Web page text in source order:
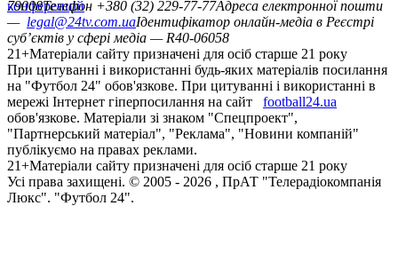
конференцій
79008Телефон +380 (32) 229-77-77Адреса електронної пошти
— legal@24tv.com.uaІдентифікатор онлайн-медіа в Реєстрі
суб’єктів у сфері медіа — R40-06058
21+Матеріали сайту призначені для осіб старше 21 року
При цитуванні і використанні будь-яких матеріалів посилання
на "Футбол 24" обов'язкове. При цитуванні і використанні в
мережі Інтернет гіперпосилання на сайт
football24.ua
обов'язкове. Матеріали зі знаком "Спецпроект",
"Партнерський матеріал", "Реклама", "Новини компаній"
публікуємо на правах реклами.
21+Матеріали сайту призначені для осіб старше 21 року
Усi права захищенi. © 2005 - 2026 , ПрАТ "Телерадіокомпанія
Люкс". "Футбол 24".